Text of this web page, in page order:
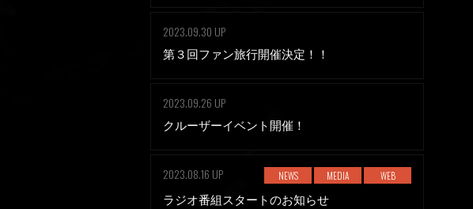
2023.09.30 UP
第３回ファン旅行開催決定！！
2023.09.26 UP
クルーザーイベント開催！
2023.08.16 UP NEWS MEDIA
WEB
ラジオ番組スタートのお知らせ